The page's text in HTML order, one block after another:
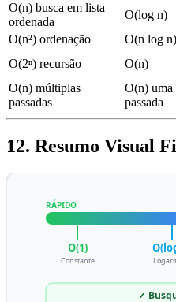
O(n) busca em lista
ordenada
O(log n)
O(n²) ordenação
O(n log n)
O(2ⁿ) recursão
O(n)
O(n) múltiplas
passadas
O(n) uma
passada
12. Resumo Visual